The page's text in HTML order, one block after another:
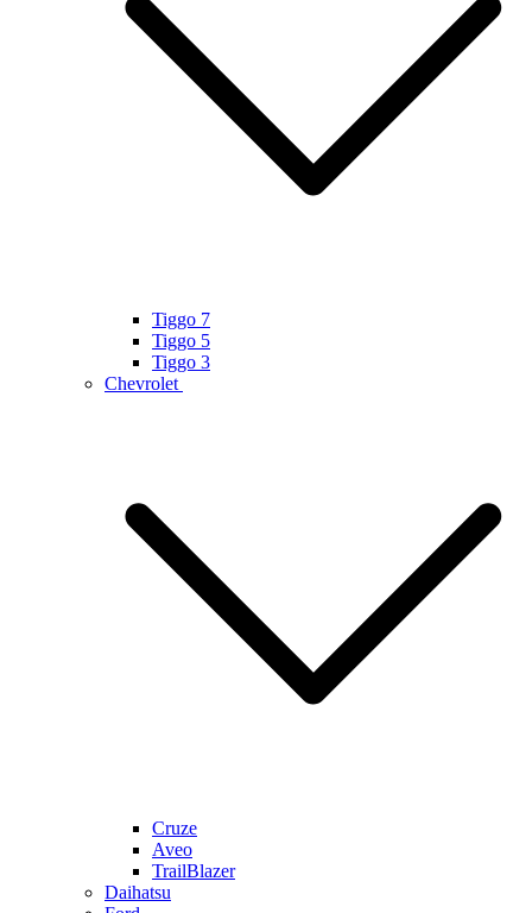
Tiggo 7
Tiggo 5
Tiggo 3
Chevrolet
Cruze
Aveo
TrailBlazer
Daihatsu